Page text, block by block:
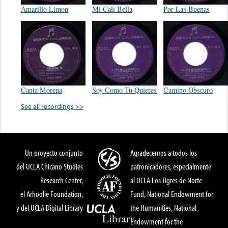
Amarillo Limon Mi Cali Bella Por Las Buenas
Canta Morena Soy Como Tu Quieres
Camino Obscuro
See all recordings >>
Un proyecto conjunto
del UCLA Chicano Studies
Research Center,
el Arhoolie Foundation,
y del UCLA Digital Library
Agradecemos a todos los
patronicadores, especialmente
al UCLA Los Tigres de Norte
Fund, National Endowment for
the Humanities, National
Endowment for the